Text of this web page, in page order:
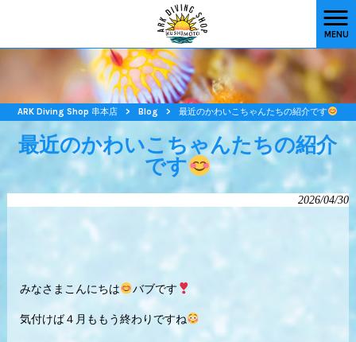
MENU
ARK Diving Shop 串本店 > Blog > 最近のかわいこちゃんたちの紹介です
最近のかわいこちゃんたちの紹介
です
2026/04/30
みなさまこんにちは バブです
気付けば４月ももう終わりですね